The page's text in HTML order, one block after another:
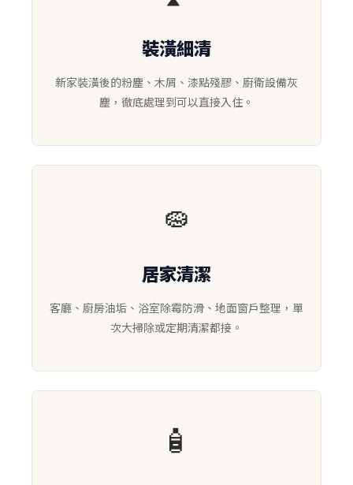
裝潢細清
新家裝潢後的粉塵、木屑、漆點殘膠、廚衛設備灰
塵，徹底處理到可以直接入住。
🧽
居家清潔
客廳、廚房油垢、浴室除霉防滑、地面窗戶整理，單
次大掃除或定期清潔都接。
🧴